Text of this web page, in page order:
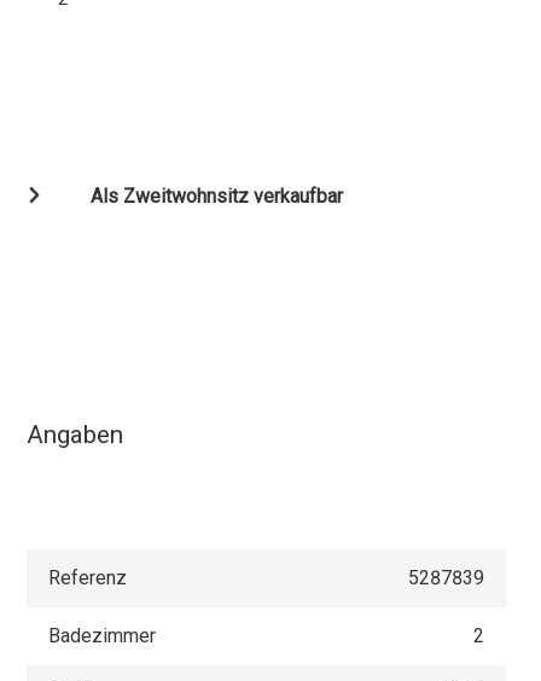
Als Zweitwohnsitz verkaufbar
Angaben
Referenz 5287839
Badezimmer 2